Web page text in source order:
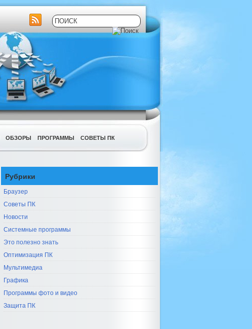
ОБЗОРЫ ПРОГРАММЫ СОВЕТЫ ПК
Рубрики
Браузер
Советы ПК
Новости
Системные программы
Это полезно знать
Оптимизация ПК
Мультимедиа
Графика
Программы фото и видео
Защита ПК